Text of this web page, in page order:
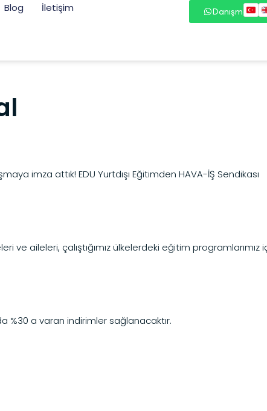
Blog İletişim Danışmana
imza attık! EDU Yurtdışı Eğitimden HAVA-İŞ Sendikası
ve aileleri, çalıştığımız ülkelerdeki eğitim programlarımız
%30 a varan indirimler sağlanacaktır.